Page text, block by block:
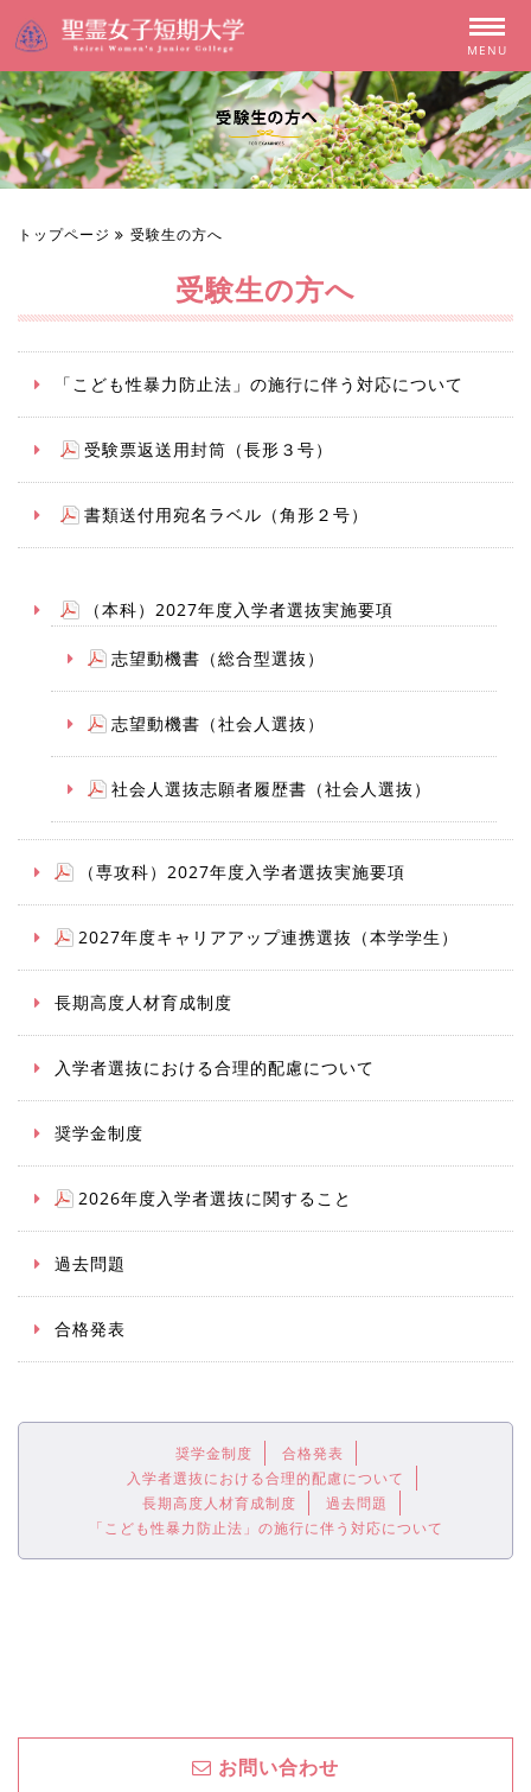
MENU
トップページ 受験生の方へ
受験生の方へ
「こども性暴力防止法」の施行に伴う対応について
受験票返送用封筒（長形３号）
書類送付用宛名ラベル（角形２号）
（本科）2027年度入学者選抜実施要項
志望動機書（総合型選抜）
志望動機書（社会人選抜）
社会人選抜志願者履歴書（社会人選抜）
（専攻科）2027年度入学者選抜実施要項
2027年度キャリアアップ連携選抜（本学学生）
長期高度人材育成制度
入学者選抜における合理的配慮について
奨学金制度
2026年度入学者選抜に関すること
過去問題
合格発表
奨学金制度
合格発表
入学者選抜における合理的配慮について
長期高度人材育成制度
過去問題
「こども性暴力防止法」の施行に伴う対応について
お問い合わせ